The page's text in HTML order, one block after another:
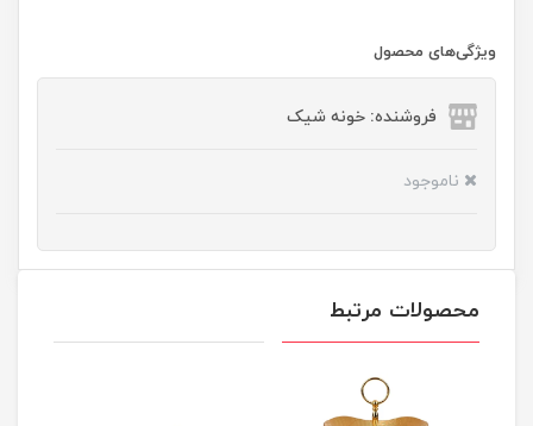
ویژگی‌های محصول
فروشنده: خونه شیک
ناموجود
محصولات مرتبط